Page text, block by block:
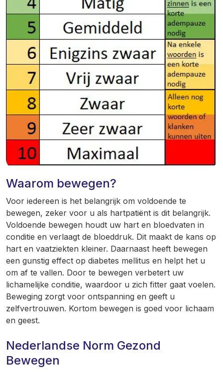
Waarom bewegen?
Voor iedereen is het belangrijk om voldoende te
bewegen, zeker voor u als hartpatiënt is dit belangrijk.
Voldoende bewegen houdt uw hart en bloedvaten in
conditie en verlaagt de bloeddruk. Dit maakt de kans op
hart en vaatziekten kleiner. Daarnaast heeft bewegen
een gunstig effect op diabetes mellitus en helpt het u
om af te vallen. Door te bewegen verbetert uw
lichamelijke conditie, waardoor u zich fitter gaat voelen.
Beweging zorgt voor ontspanning en geeft u
zelfvertrouwen. Kortom bewegen is goed voor lichaam
en geest.
Nederlandse Norm Gezond
Bewegen